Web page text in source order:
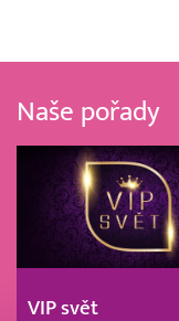
Naše pořady
VIP svět